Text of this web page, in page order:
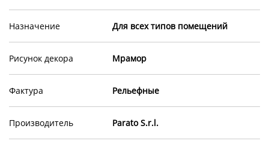
Назначение Для всех типов помещений
Рисунок декора Мрамор
Фактура Рельефные
Производитель Parato S.r.l.